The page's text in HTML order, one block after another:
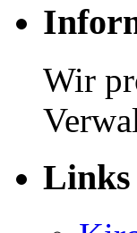
Wir
Links